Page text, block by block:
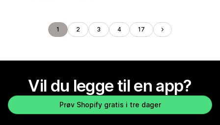
1 2 3 4 17
Vil du legge til en app?
Prøv Shopify gratis i tre dager